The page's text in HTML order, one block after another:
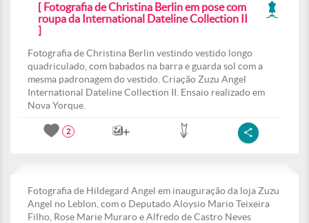
[ Fotografia de Christina Berlin em pose com
roupa da International Dateline Collection II
]
Fotografia de Christina Berlin vestindo vestido longo
quadriculado, com babados na barra e guarda sol com a
mesma padronagem do vestido. Criação Zuzu Angel
International Dateline Collection II. Ensaio realizado em
Nova Yorque.
2
Fotografia de Hildegard Angel em inauguração da loja Zuzu
Angel no Leblon, com o Deputado Aloysio Mario Teixeira
Filho, Rose Marie Muraro e Alfredo de Castro Neves